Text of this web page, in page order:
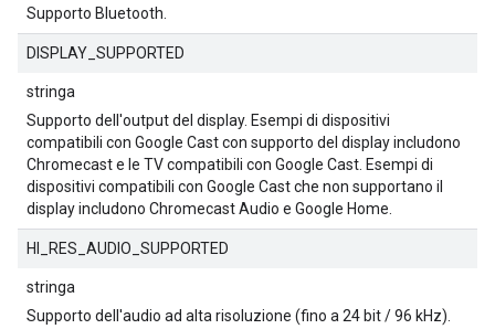
Supporto Bluetooth.
DISPLAY_SUPPORTED
stringa
Supporto dell'output del display. Esempi di dispositivi
compatibili con Google Cast con supporto del display includono
Chromecast e le TV compatibili con Google Cast. Esempi di
dispositivi compatibili con Google Cast che non supportano il
display includono Chromecast Audio e Google Home.
HI_RES_AUDIO_SUPPORTED
stringa
Supporto dell'audio ad alta risoluzione (fino a 24 bit / 96 kHz).